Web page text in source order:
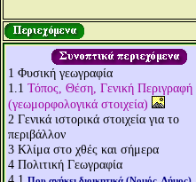
1 Φυσική γεωγραφία
1.1 Τόπος, Θέση, Γενική Περιγραφή
(γεωμορφολογικά στοιχεία)
2 Γενικά ιστορικά στοιχεία για το
περιβάλλον
3 Κλίμα στο χθές και σήμερα
4 Πολιτική Γεωγραφία